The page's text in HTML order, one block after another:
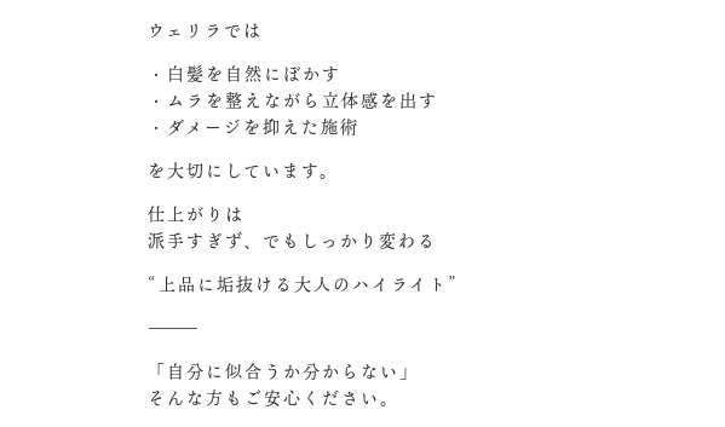
ウェリラでは
・白髪を自然にぼかす
・ムラを整えながら立体感を出す
・ダメージを抑えた施術
を大切にしています。
仕上がりは
派手すぎず、でもしっかり変わる
“上品に垢抜ける大人のハイライト”
⸻
「自分に似合うか分からない」
そんな方もご安心ください。